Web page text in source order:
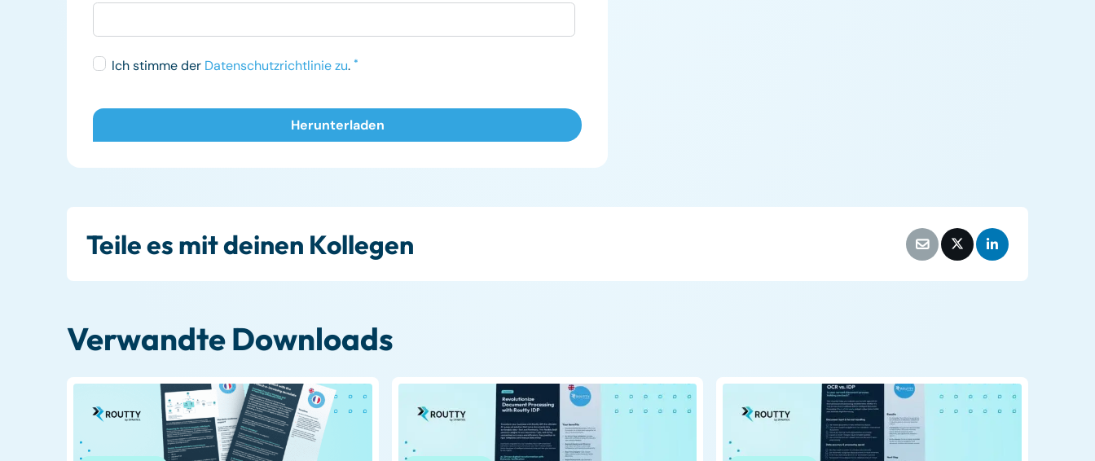
Ich stimme der Datenschutzrichtlinie zu. *
Teile es mit deinen Kollegen
Verwandte Downloads